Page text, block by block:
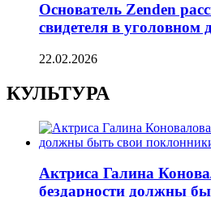
Основатель Zenden
свидетеля в уголовном
22.02.2026
КУЛЬТУРА
Актриса Галина
бездарности должны